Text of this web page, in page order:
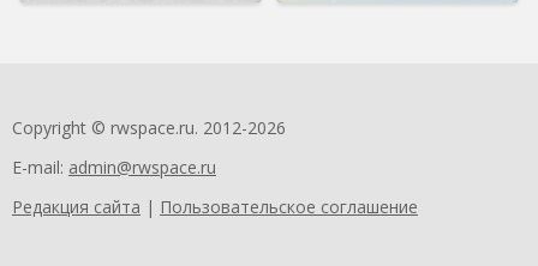
Copyright © rwspace.ru. 2012-2026
E-mail: admin@rwspace.ru
Редакция сайта | Пользовательское соглашение